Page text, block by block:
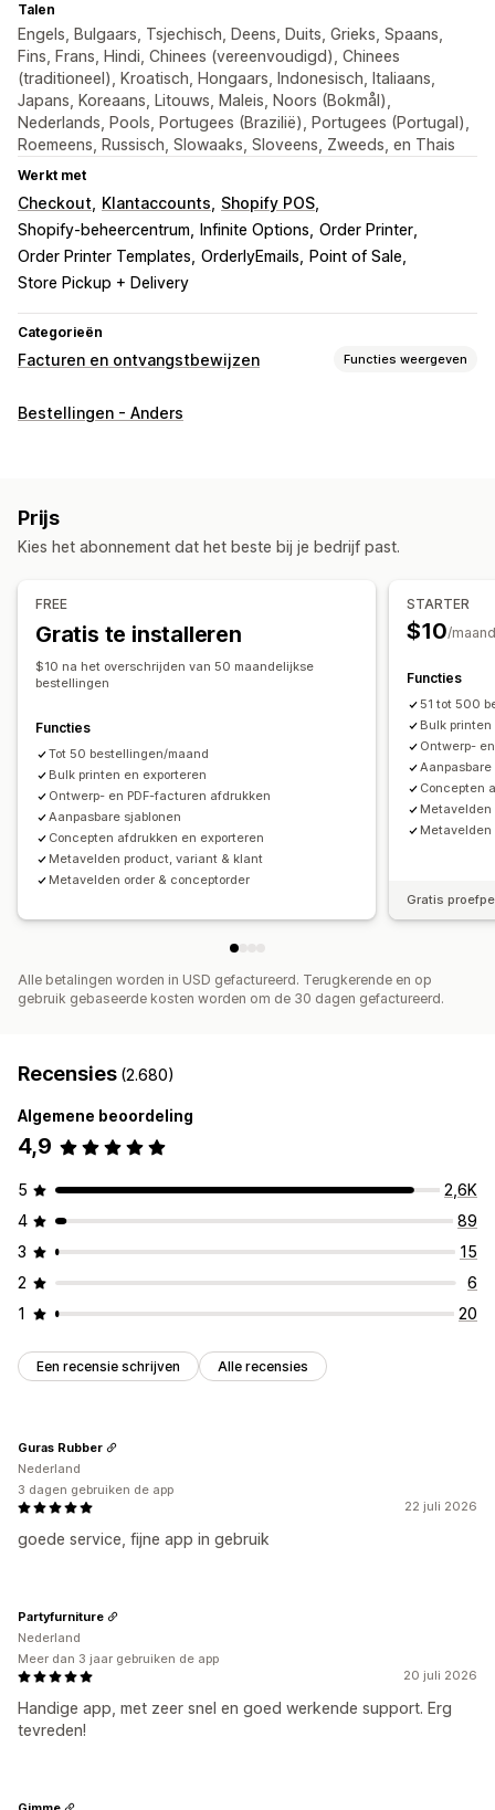
Talen
Engels, Bulgaars, Tsjechisch, Deens, Duits, Grieks, Spaans,
Fins, Frans, Hindi, Chinees (vereenvoudigd), Chinees
(traditioneel), Kroatisch, Hongaars, Indonesisch, Italiaans,
Japans, Koreaans, Litouws, Maleis, Noors (Bokmål),
Nederlands, Pools, Portugees (Brazilië), Portugees (Portugal),
Roemeens, Russisch, Slowaaks, Sloveens, Zweeds, en Thais
Werkt met
Checkout Klantaccounts
Shopify POS
Shopify-beheercentrum
Infinite Options Order Printer
Order Printer Templates OrderlyEmails
Point of Sale
Store Pickup + Delivery
Categorieën
Facturen en ontvangstbewijzen Functies weergeven
Soorten documenten
Aanpassing
Belastingberekening
Logo's
Meerdere valuta
Meerdere talen
Bestandsbeheer
Downloaden in bulk
Automatische e-mails
Afdrukken en exporteren
Opeenvolgende nummering
Bestellingen - Anders
Prijs
Kies het abonnement dat het beste bij je bedrijf past.
FREE
Gratis te installeren
$10 na het overschrijden van 50 maandelijkse
bestellingen
Functies
Tot 50 bestellingen/maand
Bulk printen en exporteren
Ontwerp- en PDF-facturen afdrukken
Aanpasbare sjablonen
Concepten afdrukken en exporteren
Metavelden product, variant & klant
Metavelden order & conceptorder
STARTER
$10/maand
Functies
51 tot 500
Bulk
Ontwerp-
Concepten
Metavelden
Gratis
Alle betalingen worden in USD gefactureerd. Terugkerende en op
gebruik gebaseerde kosten worden om de 30 dagen gefactureerd.
Recensies (2.680)
Algemene beoordeling
4,9
5
2,6K
4
89
3
15
2
6
1
20
Een recensie schrijven Alle recensies
22 juli 2026
goede service, fijne app in gebruik
Guras Rubber
Nederland
3 dagen gebruiken de app
20 juli 2026
Handige app, met zeer snel en goed werkende support. Erg
tevreden!
Partyfurniture
Nederland
Meer dan 3 jaar gebruiken de app